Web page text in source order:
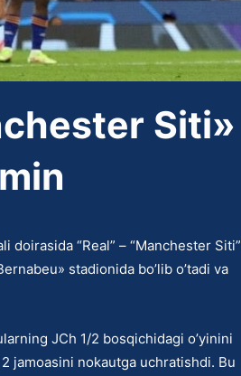
Siti»
“Real” – “Manchester Siti”
stadionida bo’lib o’tadi va
JCh 1/2 bosqichidagi o’yinini
jamoasini nokautga uchratishdi. Bu